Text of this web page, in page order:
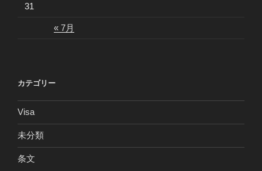
« 7月
31
カテゴリー
Visa
未分類
条文